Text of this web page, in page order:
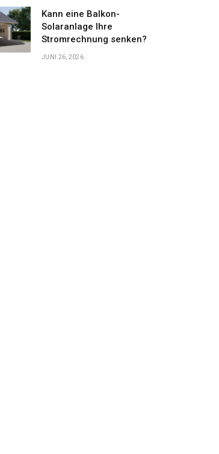
Kann eine Balkon-
Solaranlage Ihre
Stromrechnung senken?
JUNI 26, 2026